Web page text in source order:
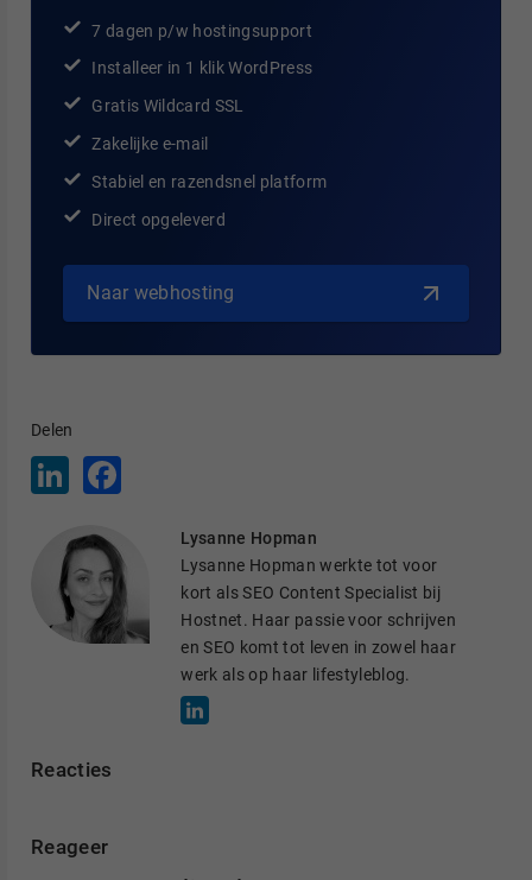
7 dagen p/w hostingsupport
Installeer in 1 klik WordPress
Gratis Wildcard SSL
Zakelijke e-mail
Stabiel en razendsnel platform
Direct opgeleverd
Naar webhosting
Delen
e
d
n
o
o
Lysanne Hopman
Lysanne Hopman werkte tot voor
kort als SEO Content Specialist bij
Hostnet. Haar passie voor schrijven
en SEO komt tot leven in zowel haar
werk als op haar lifestyleblog.
Reacties
Reageer